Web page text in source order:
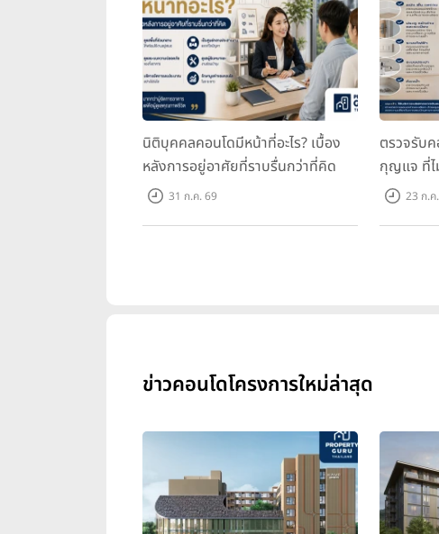
นิติบุคคลคอนโดมีหน้าที่อะไร? เบื้อง
หลังการอยู่อาศัยที่ราบรื่นกว่าที่คิด
31 ก.ค. 69
ตรวจรับ
กุญแจ ที่ไ
23 ก.ค
ข่าวคอนโดโครงการใหม่ล่าสุด